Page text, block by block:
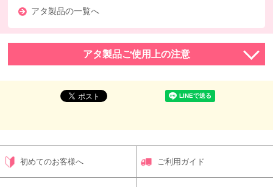
アタ製品の一覧へ
アタ製品ご使用上の注意
初めてのお客様へ ご利用ガイド